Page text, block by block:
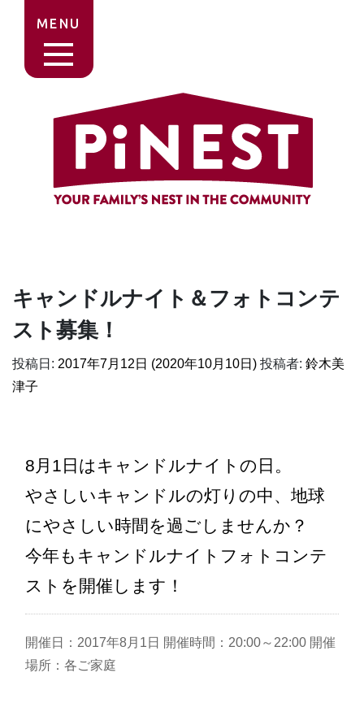
MENU
キャンドルナイト＆フォトコンテ
スト募集！
投稿日: 2017年7月12日 (2020年10月10日) 投稿者: 鈴木美
津子
8月1日はキャンドルナイトの日。
やさしいキャンドルの灯りの中、地球
にやさしい時間を過ごしませんか？
今年もキャンドルナイトフォトコンテ
ストを開催します！
開催日： 2017年8月1日 開催時間： 20:00～22:00 開催
場所： 各ご家庭